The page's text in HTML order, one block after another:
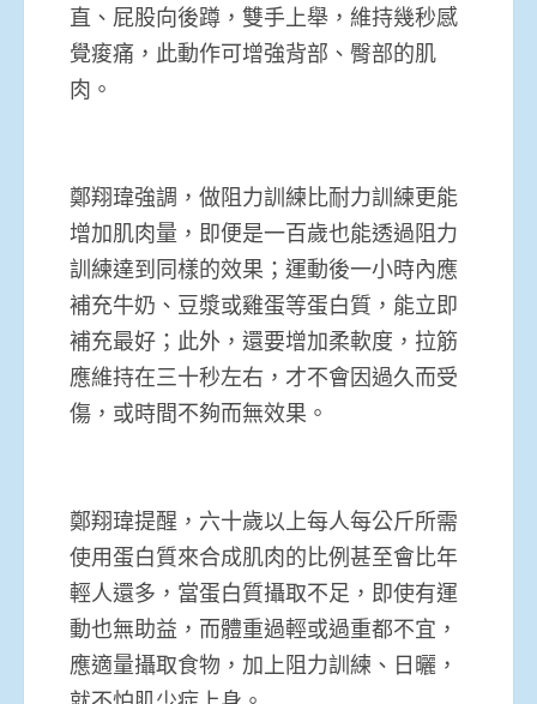
直、屁股向後蹲，雙手上舉，維持幾秒感
覺痠痛，此動作可增強背部、臀部的肌
肉。
鄭翔瑋強調，做阻力訓練比耐力訓練更能
增加肌肉量，即便是一百歲也能透過阻力
訓練達到同樣的效果；運動後一小時內應
補充牛奶、豆漿或雞蛋等蛋白質，能立即
補充最好；此外，還要增加柔軟度，拉筋
應維持在三十秒左右，才不會因過久而受
傷，或時間不夠而無效果。
鄭翔瑋提醒，六十歲以上每人每公斤所需
使用蛋白質來合成肌肉的比例甚至會比年
輕人還多，當蛋白質攝取不足，即使有運
動也無助益，而體重過輕或過重都不宜，
應適量攝取食物，加上阻力訓練、日曬，